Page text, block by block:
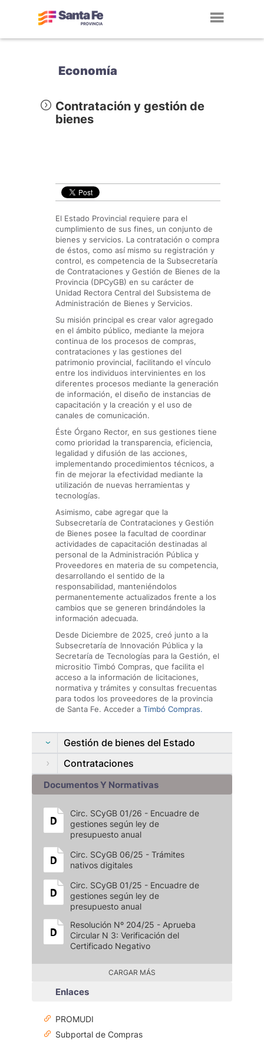
Economía
Contratación y gestión de
bienes
El Estado Provincial requiere para el
cumplimiento de sus fines, un conjunto de
bienes y servicios. La contratación o compra
de éstos, como así mismo su registración y
control, es competencia de la Subsecretaría
de Contrataciones y Gestión de Bienes de la
Provincia (DPCyGB) en su carácter de
Unidad Rectora Central del Subsistema de
Administración de Bienes y Servicios.
Su misión principal es crear valor agregado
en el ámbito público, mediante la mejora
continua de los procesos de compras,
contrataciones y las gestiones del
patrimonio provincial, facilitando el vínculo
entre los individuos intervinientes en los
diferentes procesos mediante la generación
de información, el diseño de instancias de
capacitación y la creación y el uso de
canales de comunicación.
Éste Órgano Rector, en sus gestiones tiene
como prioridad la transparencia, eficiencia,
legalidad y difusión de las acciones,
implementando procedimientos técnicos, a
fin de mejorar la efectividad mediante la
utilización de nuevas herramientas y
tecnologías.
Asimismo, cabe agregar que la
Subsecretaría de Contrataciones y Gestión
de Bienes posee la facultad de coordinar
actividades de capacitación destinadas al
personal de la Administración Pública y
Proveedores en materia de su competencia,
desarrollando el sentido de la
responsabilidad, manteniéndolos
permanentemente actualizados frente a los
cambios que se generen brindándoles la
información adecuada.
Desde Diciembre de 2025, creó junto a la
Subsecretaría de Innovación Pública y la
Secretaría de Tecnologías para la Gestión, el
micrositio Timbó Compras, que facilita el
acceso a la información de licitaciones,
normativa y trámites y consultas frecuentas
para todos los proveedores de la provincia
de Santa Fe. Acceder a Timbó Compras.
Gestión de bienes del Estado
Contrataciones
Documentos Y Normativas
Circ. SCyGB 01/26 - Encuadre de
gestiones según ley de
presupuesto anual
Circ. SCyGB 06/25 - Trámites
nativos digitales
Circ. SCyGB 01/25 - Encuadre de
gestiones según ley de
presupuesto anual
Resolución Nº 204/25 - Aprueba
Circular N 3: Verificación del
Certificado Negativo
CARGAR MÁS
Enlaces
PROMUDI
Subportal de Compras